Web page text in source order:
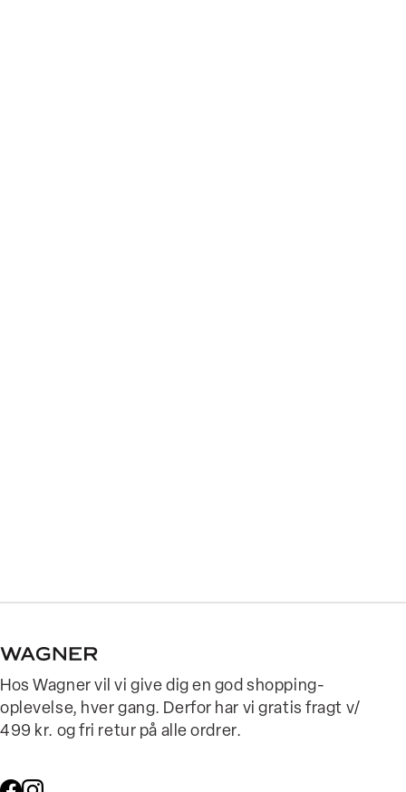
Hos Wagner vil vi give dig en god shopping-
oplevelse, hver gang. Derfor har vi gratis fragt v/
499 kr. og fri retur på alle ordrer.